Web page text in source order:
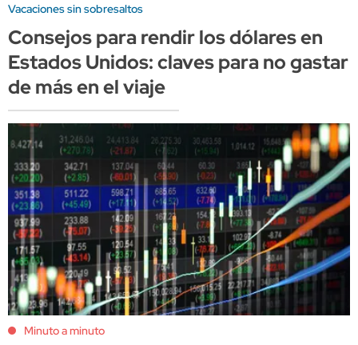
Vacaciones sin sobresaltos
Consejos para rendir los dólares en
Estados Unidos: claves para no gastar
de más en el viaje
Minuto a minuto